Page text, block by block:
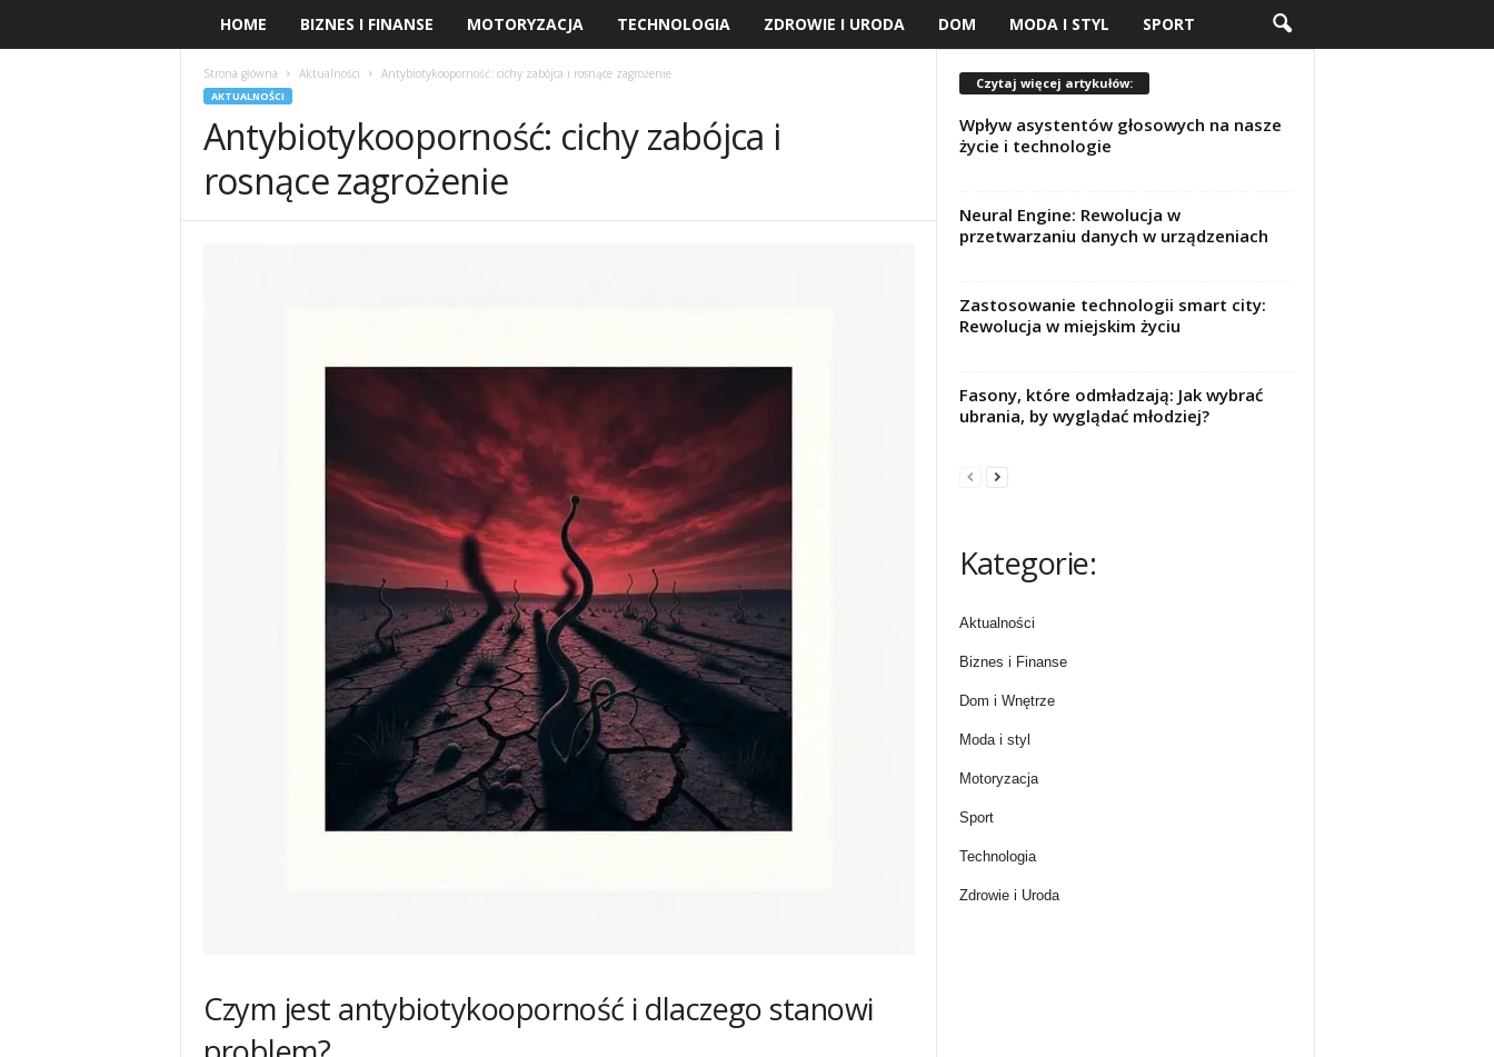
HOME BIZNES I FINANSE MOTORYZACJA TECHNOLOGIA ZDROWIE I URODA DOM MODA I STYL SPORT
Strona główna Aktualności Antybiotykooporność: cichy zabójca i rosnące zagrożenie
AKTUALNOŚCI
Antybiotykooporność: cichy zabójca i
rosnące zagrożenie
Czym jest antybiotykooporność i dlaczego stanowi
Czytaj więcej artykułów:
Wpływ asystentów głosowych na nasze
życie i technologie
Neural Engine: Rewolucja w
przetwarzaniu danych w urządzeniach
Zastosowanie technologii smart city:
Rewolucja w miejskim życiu
Fasony, które odmładzają: Jak wybrać
ubrania, by wyglądać młodziej?
Kategorie:
Aktualności
Biznes i Finanse
Dom i Wnętrze
Moda i styl
Motoryzacja
Sport
Technologia
Zdrowie i Uroda